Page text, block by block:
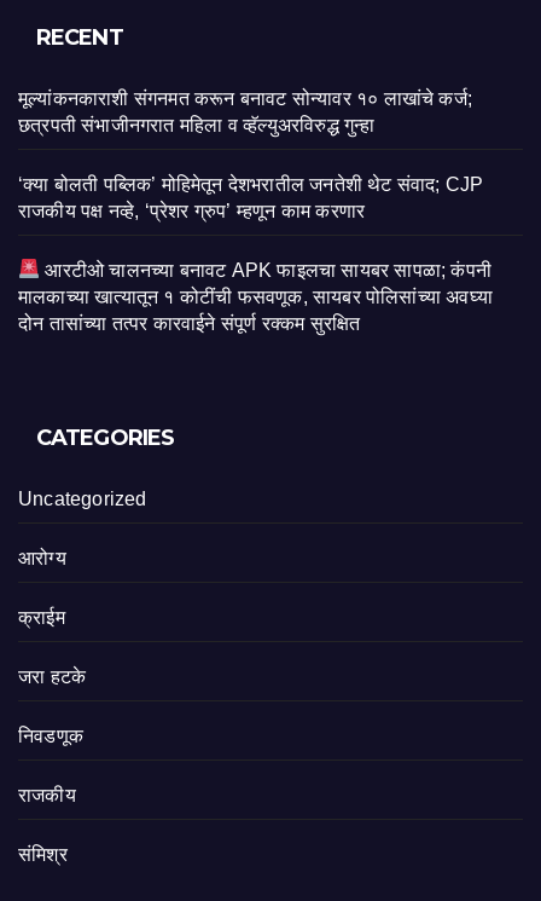
RECENT
मूल्यांकनकाराशी संगनमत करून बनावट सोन्यावर १० लाखांचे कर्ज;
छत्रपती संभाजीनगरात महिला व व्हॅल्युअरविरुद्ध गुन्हा
‘क्या बोलती पब्लिक’ मोहिमेतून देशभरातील जनतेशी थेट संवाद; CJP
राजकीय पक्ष नव्हे, ‘प्रेशर ग्रुप’ म्हणून काम करणार
आरटीओ चालनच्या बनावट APK फाइलचा सायबर सापळा; कंपनी
मालकाच्या खात्यातून १ कोटींची फसवणूक, सायबर पोलिसांच्या अवघ्या
दोन तासांच्या तत्पर कारवाईने संपूर्ण रक्कम सुरक्षित
CATEGORIES
Uncategorized
आरोग्य
क्राईम
जरा हटके
निवडणूक
राजकीय
संमिश्र